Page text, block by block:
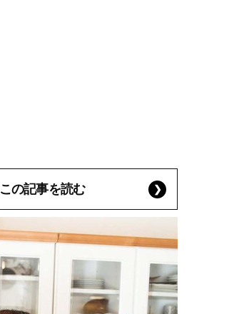
この記事を読む